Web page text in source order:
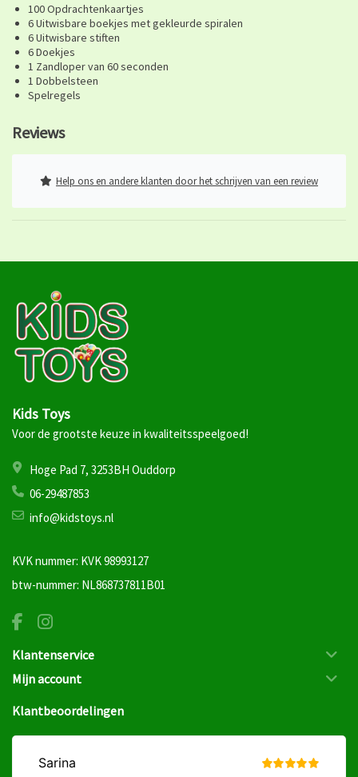
100 Opdrachtenkaartjes
6 Uitwisbare boekjes met gekleurde spiralen
6 Uitwisbare stiften
6 Doekjes
1 Zandloper van 60 seconden
1 Dobbelsteen
Spelregels
Reviews
Help ons en andere klanten door het schrijven van een review
Kids Toys
Voor de grootste keuze in kwaliteitsspeelgoed!
Hoge Pad 7, 3253BH Ouddorp
06-29487853
info@kidstoys.nl
KVK nummer: KVK 98993127
btw-nummer: NL868737811B01
Klantenservice
Mijn account
Klantbeoordelingen